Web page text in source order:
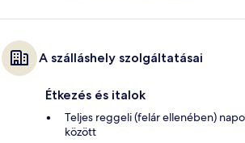
A szálláshely szolgáltatásai
Étkezés és italok
Teljes reggeli (felár ellenében)
között